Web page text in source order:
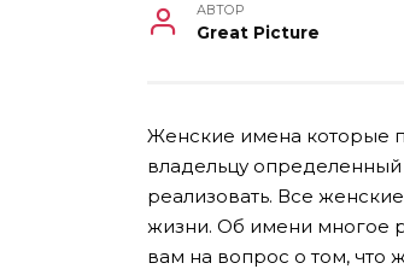
АВТОР
Great Picture
Женские имена которые
владельцу определенный
реализовать. Все
жизни. Об имени многое
вам на вопрос о том, что